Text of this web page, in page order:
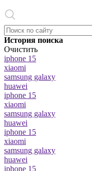
История поиска
Очистить
iphone 15
xiaomi
samsung galaxy
huawei
iphone 15
xiaomi
samsung galaxy
huawei
iphone 15
xiaomi
samsung galaxy
huawei
iphone 15